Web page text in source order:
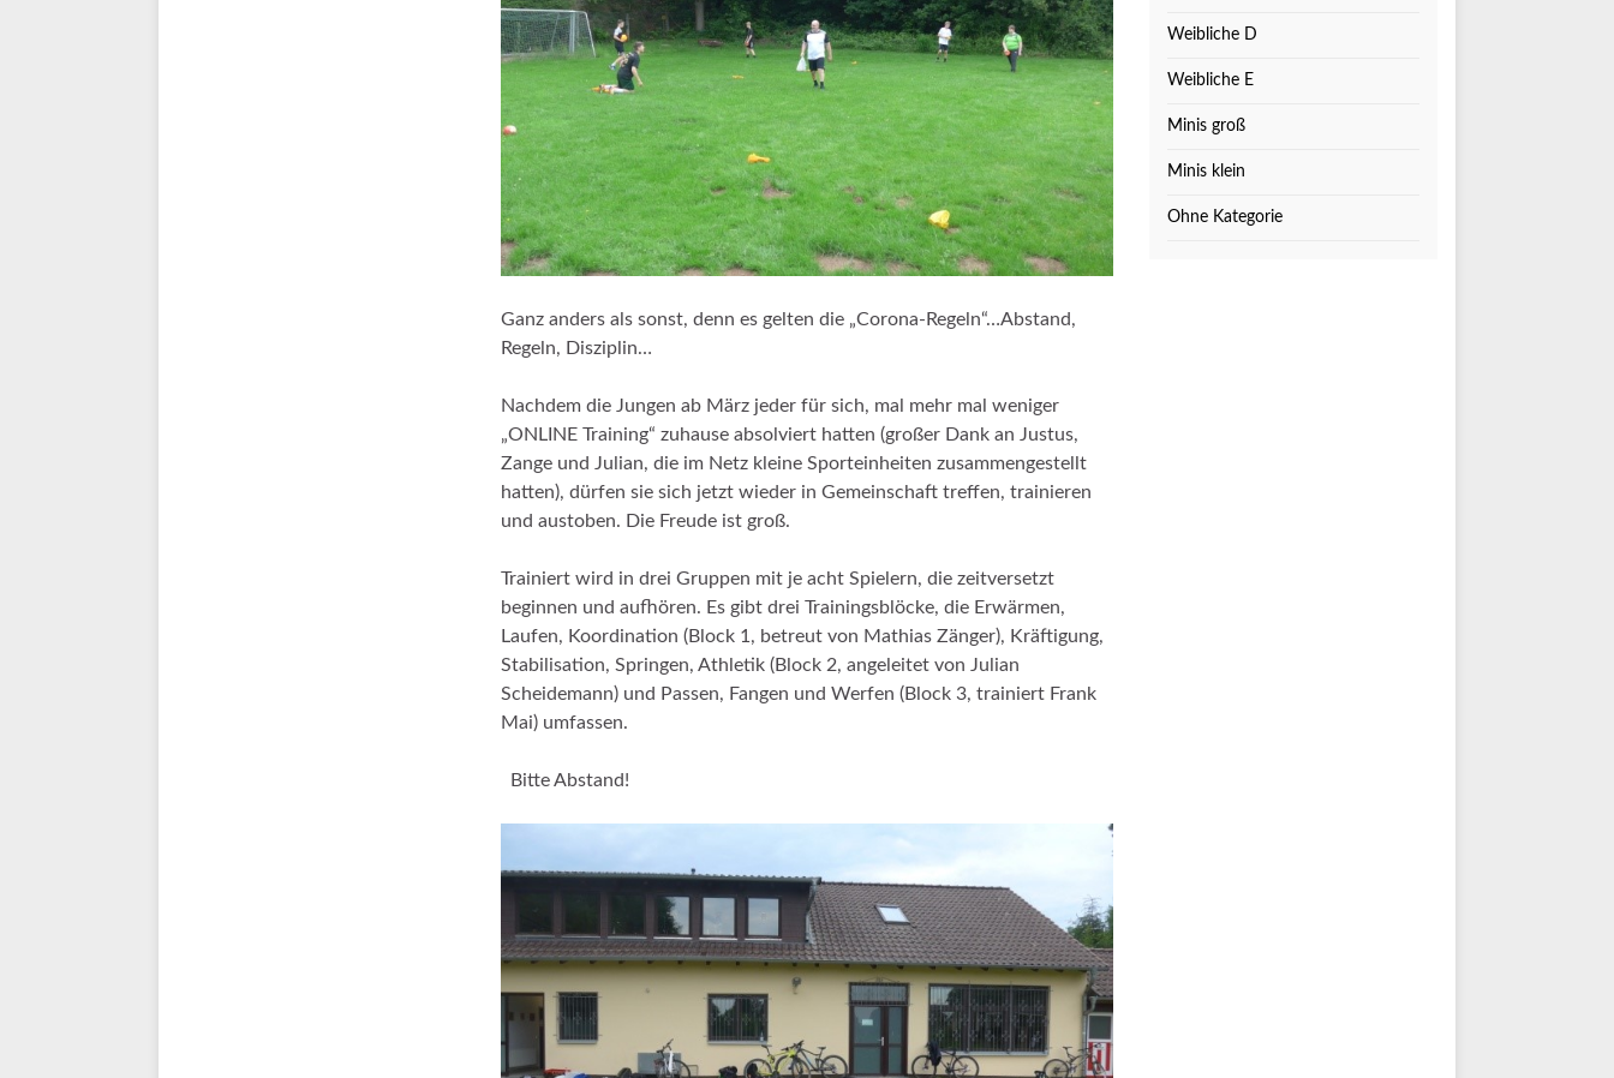
Ganz anders als sonst, denn es gelten die „Corona-Regeln“…Abstand,
Regeln, Disziplin…
Nachdem die Jungen ab März jeder für sich, mal mehr mal weniger
„ONLINE Training“ zuhause absolviert hatten (großer Dank an Justus,
Zange und Julian, die im Netz kleine Sporteinheiten zusammengestellt
hatten), dürfen sie sich jetzt wieder in Gemeinschaft treffen, trainieren
und austoben. Die Freude ist groß.
Trainiert wird in drei Gruppen mit je acht Spielern, die zeitversetzt
beginnen und aufhören. Es gibt drei Trainingsblöcke, die Erwärmen,
Laufen, Koordination (Block 1, betreut von Mathias Zänger), Kräftigung,
Stabilisation, Springen, Athletik (Block 2, angeleitet von Julian
Scheidemann) und Passen, Fangen und Werfen (Block 3, trainiert Frank
Mai) umfassen.
Bitte Abstand!
Weibliche D
Weibliche E
Minis groß
Minis klein
Ohne Kategorie